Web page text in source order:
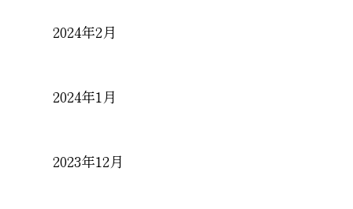
2024年2月
2024年1月
2023年12月